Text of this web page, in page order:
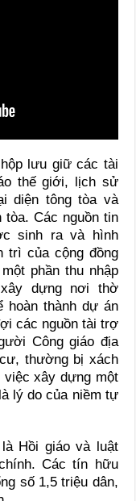
lưu giữ các tài
thế giới, lịch sử
diện tông tòa và
Các nguồn tin
sinh ra và hình
trì của cộng đồng
phần thu nhập
dựng nơi thờ
hoàn thành dự án
các nguồn tài trợ
Công giáo địa
thường bị xách
việc xây dựng một
lý do của niềm tự
Hồi giáo và luật
Các tín hữu
số 1,5 triệu dân,